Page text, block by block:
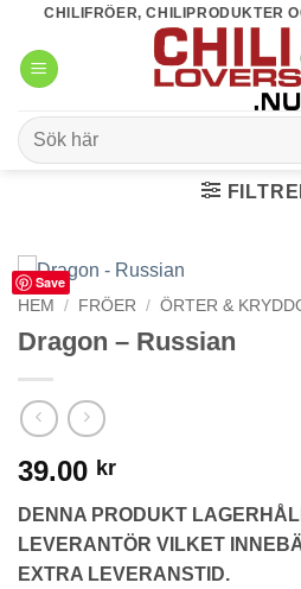
content
CHILIFRÖER, CHILIPRODUKTER
Sök
efter:
Save
HEM / FRÖER / ÖRTER &
Dragon – Russian
39.00 kr
DENNA PRODUKT
LEVERANTÖR VILKET
EXTRA LEVERANSTID.